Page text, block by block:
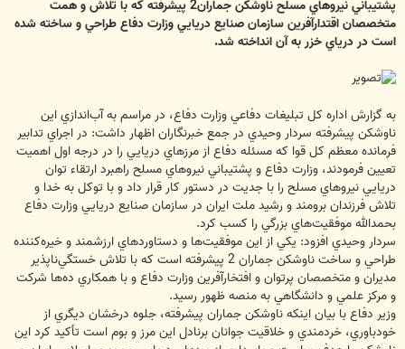
پشتيباني نيروهاي مسلح ناوشكن جماران2 پيشرفته كه با تلاش و همت
متخصصان اقتدارآفرين سازمان صنايع دريايي وزارت دفاع طراحي و ساخته شده
است در درياي خزر به آن انداخته شد.
به گزارش اداره كل تبليغات دفاعي وزارت دفاع، در مراسم به آب‌اندازي اين
ناوشكن پيشرفته سردار وحيدي در جمع خبرنگاران اظهار داشت: در اجراي تدابير
فرمانده معظم كل قوا كه مسئله دفاع از مرزهاي دريايي را در درجه اول اهميت
تعيين فرمودند، وزارت دفاع و پشتيباني نيروهاي مسلح راهبرد ارتقاء توان
دريايي نيروهاي مسلح را با جديت در دستور كار قرار داد و با توكل به خدا و
تلاش فرزندان برومند و رشيد ملت ايران در سازمان صنايع دريايي وزارت دفاع
بحمدالله موفقيت‌هاي بزرگي را كسب كرد.
سردار وحيدي افزود: يكي از اين موفقيت‌ها و دستاوردهاي ارزشمند و خيره‌كننده
طراحي و ساخت ناوشكن جماران 2 پيشرفته است كه با تلاش خستگي‌ناپذير
مديران و متخصصان پرتوان و افتخارآفرين وزارت دفاع و با همكاري ده‌ها شركت
و مركز علمي و دانشگاهي به منصه ظهور رسيد.
وزير دفاع با بيان اينكه ناوشكن جماران پيشرفته، جلوه درخشان ديگري از
خودباوري، خردمندي و خلاقيت جوانان برنادل اين مرز و بوم است تأكيد كرد اين